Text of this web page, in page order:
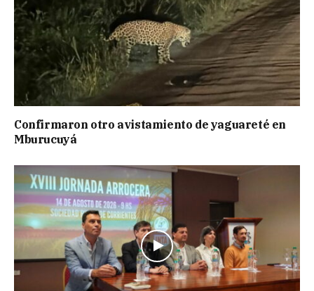
Confirmaron otro avistamiento de yaguareté en
Mburucuyá